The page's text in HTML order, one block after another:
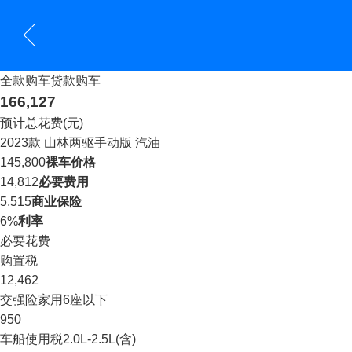
全款购车贷款购车
166,127
预计总花费(元)
2023款 山林两驱手动版 汽油
145,800裸车价格
14,812必要费用
5,515商业保险
6%利率
必要花费
购置税
12,462
交强险家用6座以下
950
车船使用税2.0L-2.5L(含)